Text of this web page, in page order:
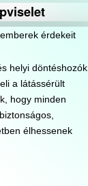
érdekeit
helyi döntéshozók
a látássérült
hogy minden
élhessenek